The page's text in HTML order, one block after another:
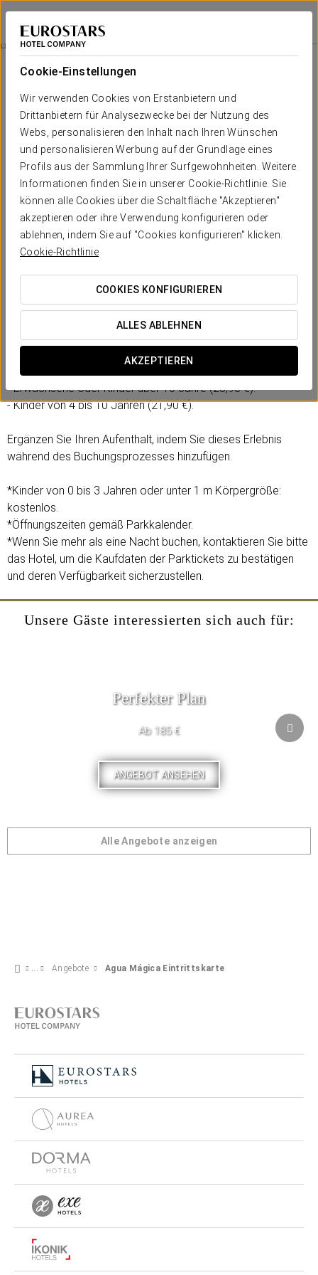
Cookie-Einstellungen
Wir verwenden Cookies von Erstanbietern und
Drittanbietern für Analysezwecke bei der Nutzung des
Webs, personalisieren den Inhalt nach Ihren Wünschen
und personalisieren Werbung auf der Grundlage eines
Profils aus der Sammlung Ihrer Surfgewohnheiten. Weitere
Informationen finden Sie in unserer Cookie-Richtlinie. Sie
können alle Cookies über die Schaltfläche "Akzeptieren"
akzeptieren oder ihre Verwendung konfigurieren oder
ablehnen, indem Sie auf "Cookies konfigurieren" klicken.
Cookie-Richtlinie
COOKIES KONFIGURIEREN
ALLES ABLEHNEN
AKZEPTIEREN
Eurostars Torre Sevilla
SEVILLA
Agua Mágica Eintrittskarte
Ab 21,90 €
Agua Mágica Eintrittskarte
- 1 Tageseintritt in den Freizeitpark Agua Mágica.
Wählen Sie die Option je nach Alter:
- Erwachsene oder Kinder über 10 Jahre (28,90 €).
- Kinder von 4 bis 10 Jahren (21,90 €).
Ergänzen Sie Ihren Aufenthalt, indem Sie dieses Erlebnis
während des Buchungsprozesses hinzufügen.
*Kinder von 0 bis 3 Jahren oder unter 1 m Körpergröße:
kostenlos.
*Öffnungszeiten gemäß Parkkalender.
*Wenn Sie mehr als eine Nacht buchen, kontaktieren Sie bitte
das Hotel, um die Kaufdaten der Parktickets zu bestätigen
und deren Verfügbarkeit sicherzustellen.
Unsere Gäste interessierten sich auch für:
Perfekter Plan
Ab 185 €
ANGEBOT ANSEHEN
Alle Angebote anzeigen
Angebote Agua Mágica Eintrittskarte